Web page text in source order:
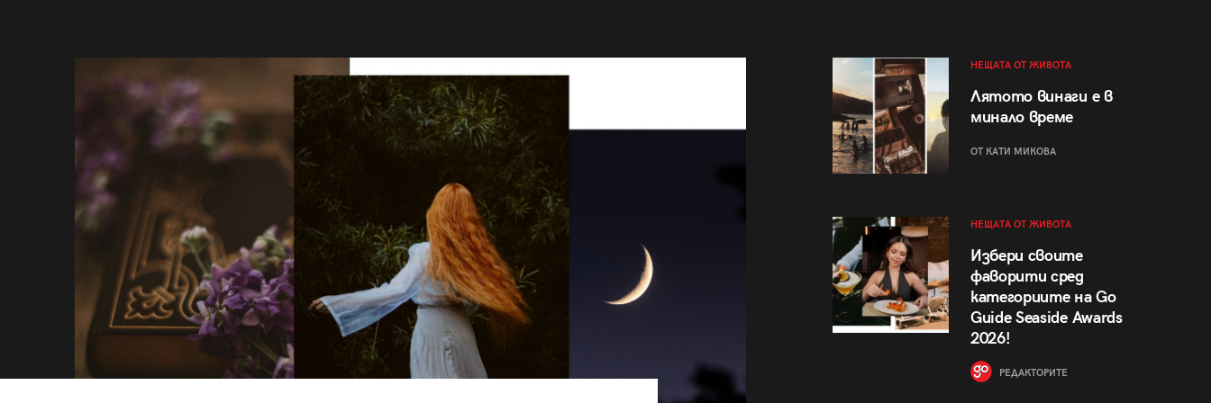
НЕЩАТА ОТ ЖИВОТА
Лятото винаги е в
минало време
ОТ КАТИ МИКОВА
НЕЩАТА ОТ ЖИВОТА
Избери своите
фаворити сред
категориите на Go
Guide Seaside Awards
2026!
РЕДАКТОРИТЕ